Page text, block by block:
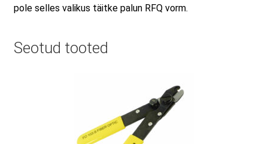
pole selles valikus täitke palun RFQ vorm.
Seotud tooted